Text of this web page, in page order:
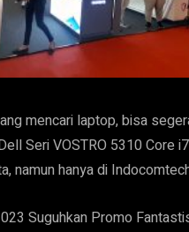
mencari laptop, bisa
Seri VOSTRO 5310 Core
namun hanya di
Suguhkan Promo